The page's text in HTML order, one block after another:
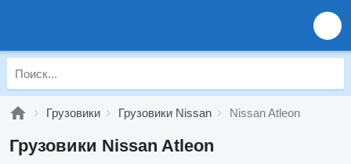
Грузовики Грузовики Nissan Nissan Atleon
Грузовики Nissan Atleon